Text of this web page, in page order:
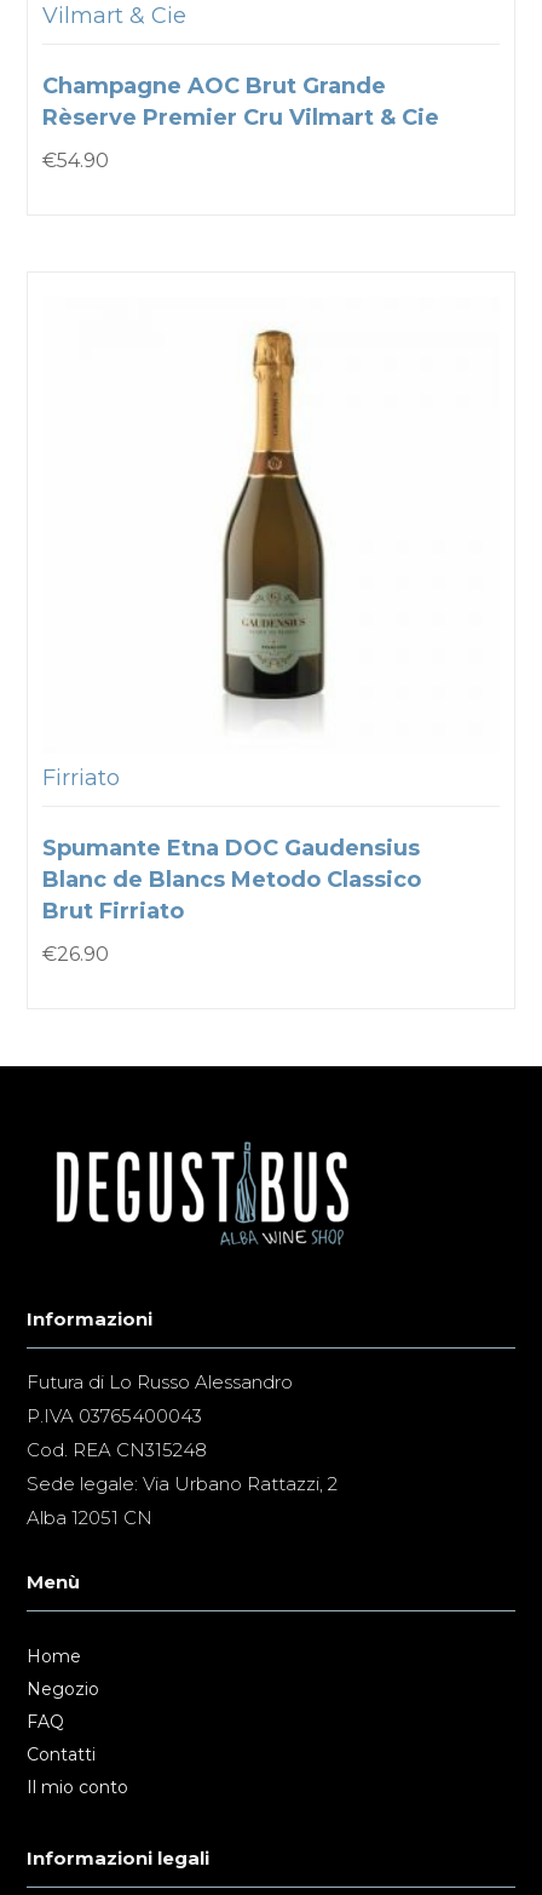
Vilmart & Cie
Champagne AOC Brut Grande
Rèserve Premier Cru Vilmart & Cie
€54.90
Firriato
Spumante Etna DOC Gaudensius
Blanc de Blancs Metodo Classico
Brut Firriato
€26.90
Informazioni
Futura di Lo Russo Alessandro
P.IVA 03765400043
Cod. REA CN315248
Sede legale: Via Urbano Rattazzi, 2
Alba 12051 CN
Menù
Home
Negozio
FAQ
Contatti
Il mio conto
Informazioni legali